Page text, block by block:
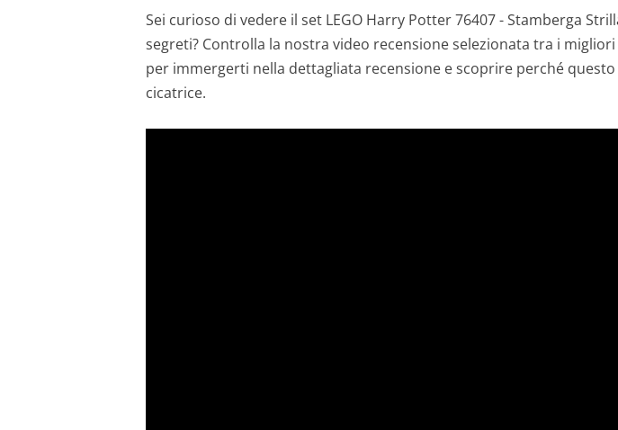
Sei curioso di vedere il set LEGO Harry Potter 76407 - Stamberga
segreti? Controlla la nostra video recensione selezionata tra i
per immergerti nella dettagliata recensione e scoprire perché
cicatrice.